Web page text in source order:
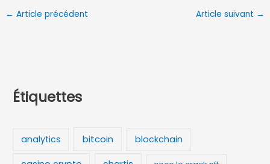
← Article précédent Article suivant →
Étiquettes
analytics bitcoin blockchain